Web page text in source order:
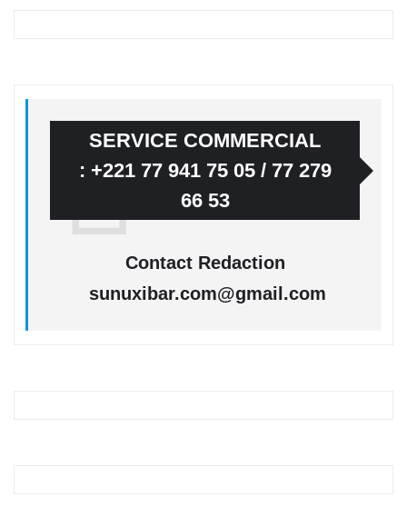
SERVICE COMMERCIAL
: +221 77 941 75 05 / 77 279
66 53
Contact Redaction
sunuxibar.com@gmail.com